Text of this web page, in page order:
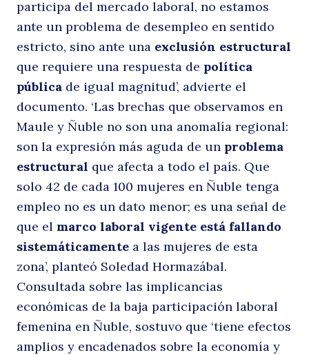
participa del mercado laboral, no estamos
ante un problema de desempleo en sentido
estricto, sino ante una exclusión estructural
que requiere una respuesta de política
pública de igual magnitud’, advierte el
documento. ‘Las brechas que observamos en
Maule y Ñuble no son una anomalía regional:
son la expresión más aguda de un problema
estructural que afecta a todo el país. Que
solo 42 de cada 100 mujeres en Ñuble tenga
empleo no es un dato menor; es una señal de
que el marco laboral vigente está fallando
sistemáticamente a las mujeres de esta
zona’, planteó Soledad Hormazábal.
Consultada sobre las implicancias
económicas de la baja participación laboral
femenina en Ñuble, sostuvo que ‘tiene efectos
amplios y encadenados sobre la economía y